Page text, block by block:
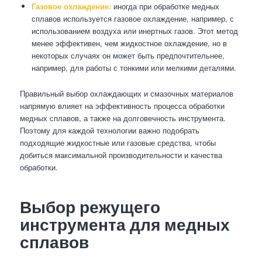
Газовое охлаждение:иногда при обработке медных
сплавов используется газовое охлаждение, например, с
использованием воздуха или инертных газов. Этот метод
менее эффективен, чем жидкостное охлаждение, но в
некоторых случаях он может быть предпочтительнее,
например, для работы с тонкими или мелкими деталями.
Правильный выбор охлаждающих и смазочных материалов
напрямую влияет на эффективность процесса обработки
медных сплавов, а также на долговечность инструмента.
Поэтому для каждой технологии важно подобрать
подходящие жидкостные или газовые средства, чтобы
добиться максимальной производительности и качества
обработки.
Выбор режущего
инструмента для медных
сплавов